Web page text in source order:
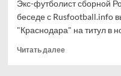
Экс-футболист сборной
беседе с Rusfootball.info
"Краснодара" на титул в
Читать далееПрочитать